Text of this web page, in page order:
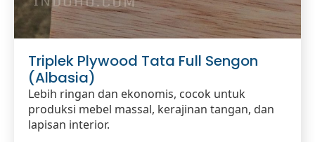
Triplek Plywood Tata Full Sengon
(Albasia)
Lebih ringan dan ekonomis, cocok untuk
produksi mebel massal, kerajinan tangan, dan
lapisan interior.